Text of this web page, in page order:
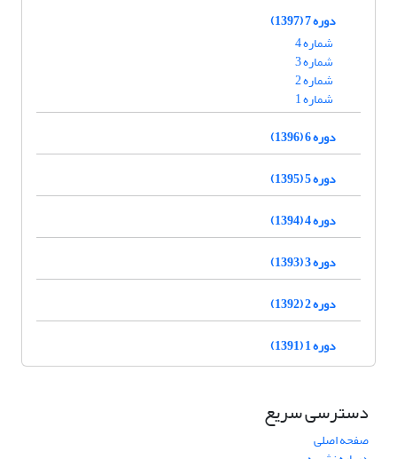
دوره 7 (1397)
شماره 4
شماره 3
شماره 2
شماره 1
دوره 6 (1396)
دوره 5 (1395)
دوره 4 (1394)
دوره 3 (1393)
دوره 2 (1392)
دوره 1 (1391)
دسترسی سریع
صفحه اصلی